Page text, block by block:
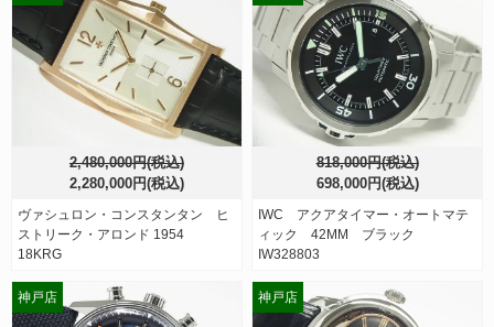
2,480,000円(税込)
2,280,000円(税込)
ヴァシュロン・コンスタンタン ヒ
ストリーク・アロンド 1954
18KRG
818,000円(税込)
698,000円(税込)
IWC アクアタイマー・オートマテ
ィック 42MM ブラック
IW328803
神戸店 神戸店